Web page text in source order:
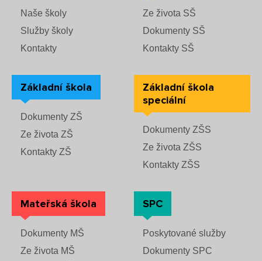
Naše školy
Služby školy
Kontakty
Ze života SŠ
Dokumenty SŠ
Kontakty SŠ
Základní škola
Dokumenty ZŠ
Ze života ZŠ
Kontakty ZŠ
Základní škola
speciální
Dokumenty ZŠS
Ze života ZŠS
Kontakty ZŠS
Mateřská škola
Dokumenty MŠ
Ze života MŠ
SPC
Poskytované služby
Dokumenty SPC